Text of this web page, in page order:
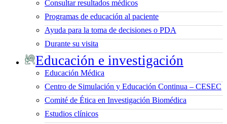
Consultar resultados médicos
Programas de educación al paciente
Ayuda para la toma de decisiones o PDA
Durante su visita
Educación e investigación
Educación Médica
Centro de Simulación y Educación Continua – CESEC
Comité de Ética en Investigación Biomédica
Estudios clínicos